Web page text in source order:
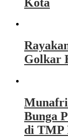
Golkar
Bunga
di TMP